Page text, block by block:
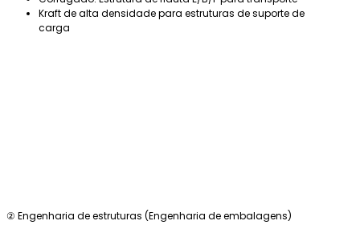
Kraft de alta densidade para estruturas de suporte de
carga
② Engenharia de estruturas (Engenharia de embalagens)